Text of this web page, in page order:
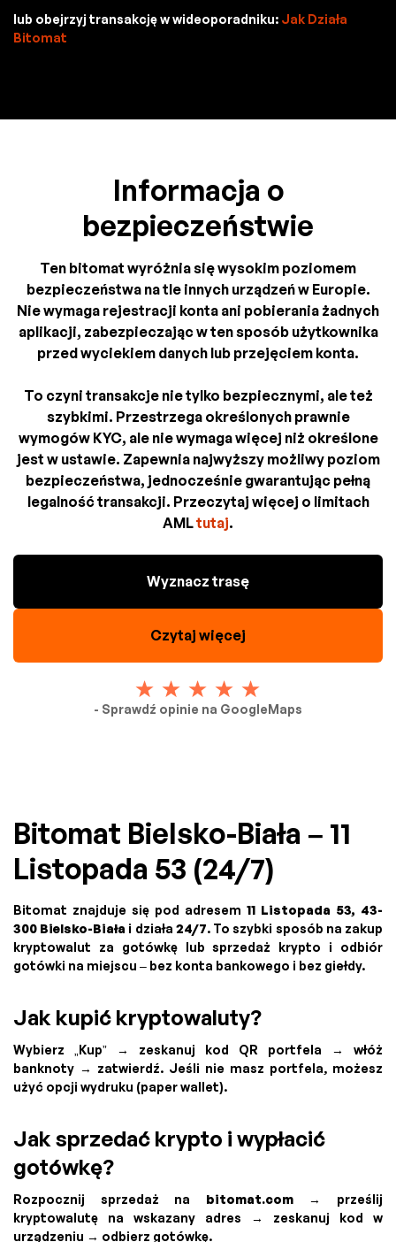
lub obejrzyj transakcję w wideoporadniku: Jak Działa
Bitomat
Informacja o
bezpieczeństwie
Ten bitomat wyróżnia się wysokim poziomem
bezpieczeństwa na tle innych urządzeń w Europie.
Nie wymaga rejestracji konta ani pobierania żadnych
aplikacji, zabezpieczając w ten sposób użytkownika
przed wyciekiem danych lub przejęciem konta.
To czyni transakcje nie tylko bezpiecznymi, ale też
szybkimi. Przestrzega określonych prawnie
wymogów KYC, ale nie wymaga więcej niż określone
jest w ustawie. Zapewnia najwyższy możliwy poziom
bezpieczeństwa, jednocześnie gwarantując pełną
legalność transakcji. Przeczytaj więcej o limitach
AMLtutaj.
Wyznacz trasę
Czytaj więcej
- Sprawdź opinie na GoogleMaps
Bitomat Bielsko-Biała – 11
Listopada 53 (24/7)
Bitomat znajduje się pod adresem 11 Listopada 53, 43-
300 Bielsko-Biała i działa 24/7. To szybki sposób na zakup
kryptowalut za gotówkę lub sprzedaż krypto i odbiór
gotówki na miejscu – bez konta bankowego i bez giełdy.
Jak kupić kryptowaluty?
Wybierz „Kup” → zeskanuj kod QR portfela → włóż
banknoty → zatwierdź. Jeśli nie masz portfela, możesz
użyć opcji wydruku (paper wallet).
Jak sprzedać krypto i wypłacić
gotówkę?
Rozpocznij sprzedaż na bitomat.com→ prześlij
kryptowalutę na wskazany adres → zeskanuj kod w
urządzeniu → odbierz gotówkę.